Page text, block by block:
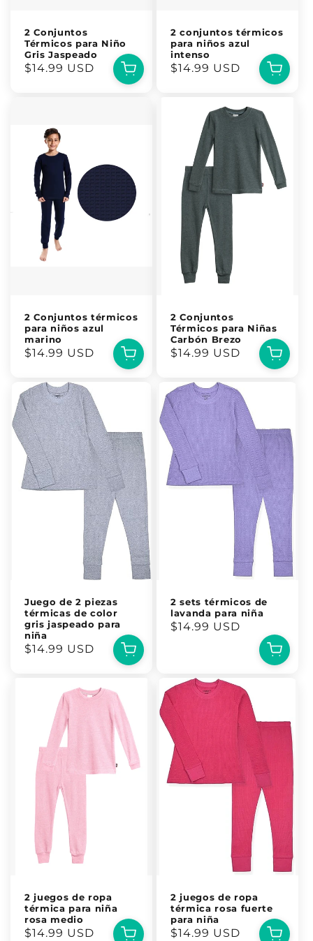
2 Conjuntos
Térmicos para Niño
Gris Jaspeado
Precio
$14.99 USD
2 conjuntos térmicos
para niños azul
intenso
Precio
$14.99 USD
2 Conjuntos térmicos
para niños azul
marino
Precio
$14.99 USD
2 Conjuntos
Térmicos para Niñas
Carbón Brezo
Precio
$14.99 USD
Juego de 2 piezas
térmicas de color
gris jaspeado para
niña
Precio
$14.99 USD
2 sets térmicos de
lavanda para niña
Precio
$14.99 USD
2 juegos de ropa
térmica para niña
rosa medio
Precio
$14.99 USD
2 juegos de ropa
térmica rosa fuerte
para niña
Precio
$14.99 USD